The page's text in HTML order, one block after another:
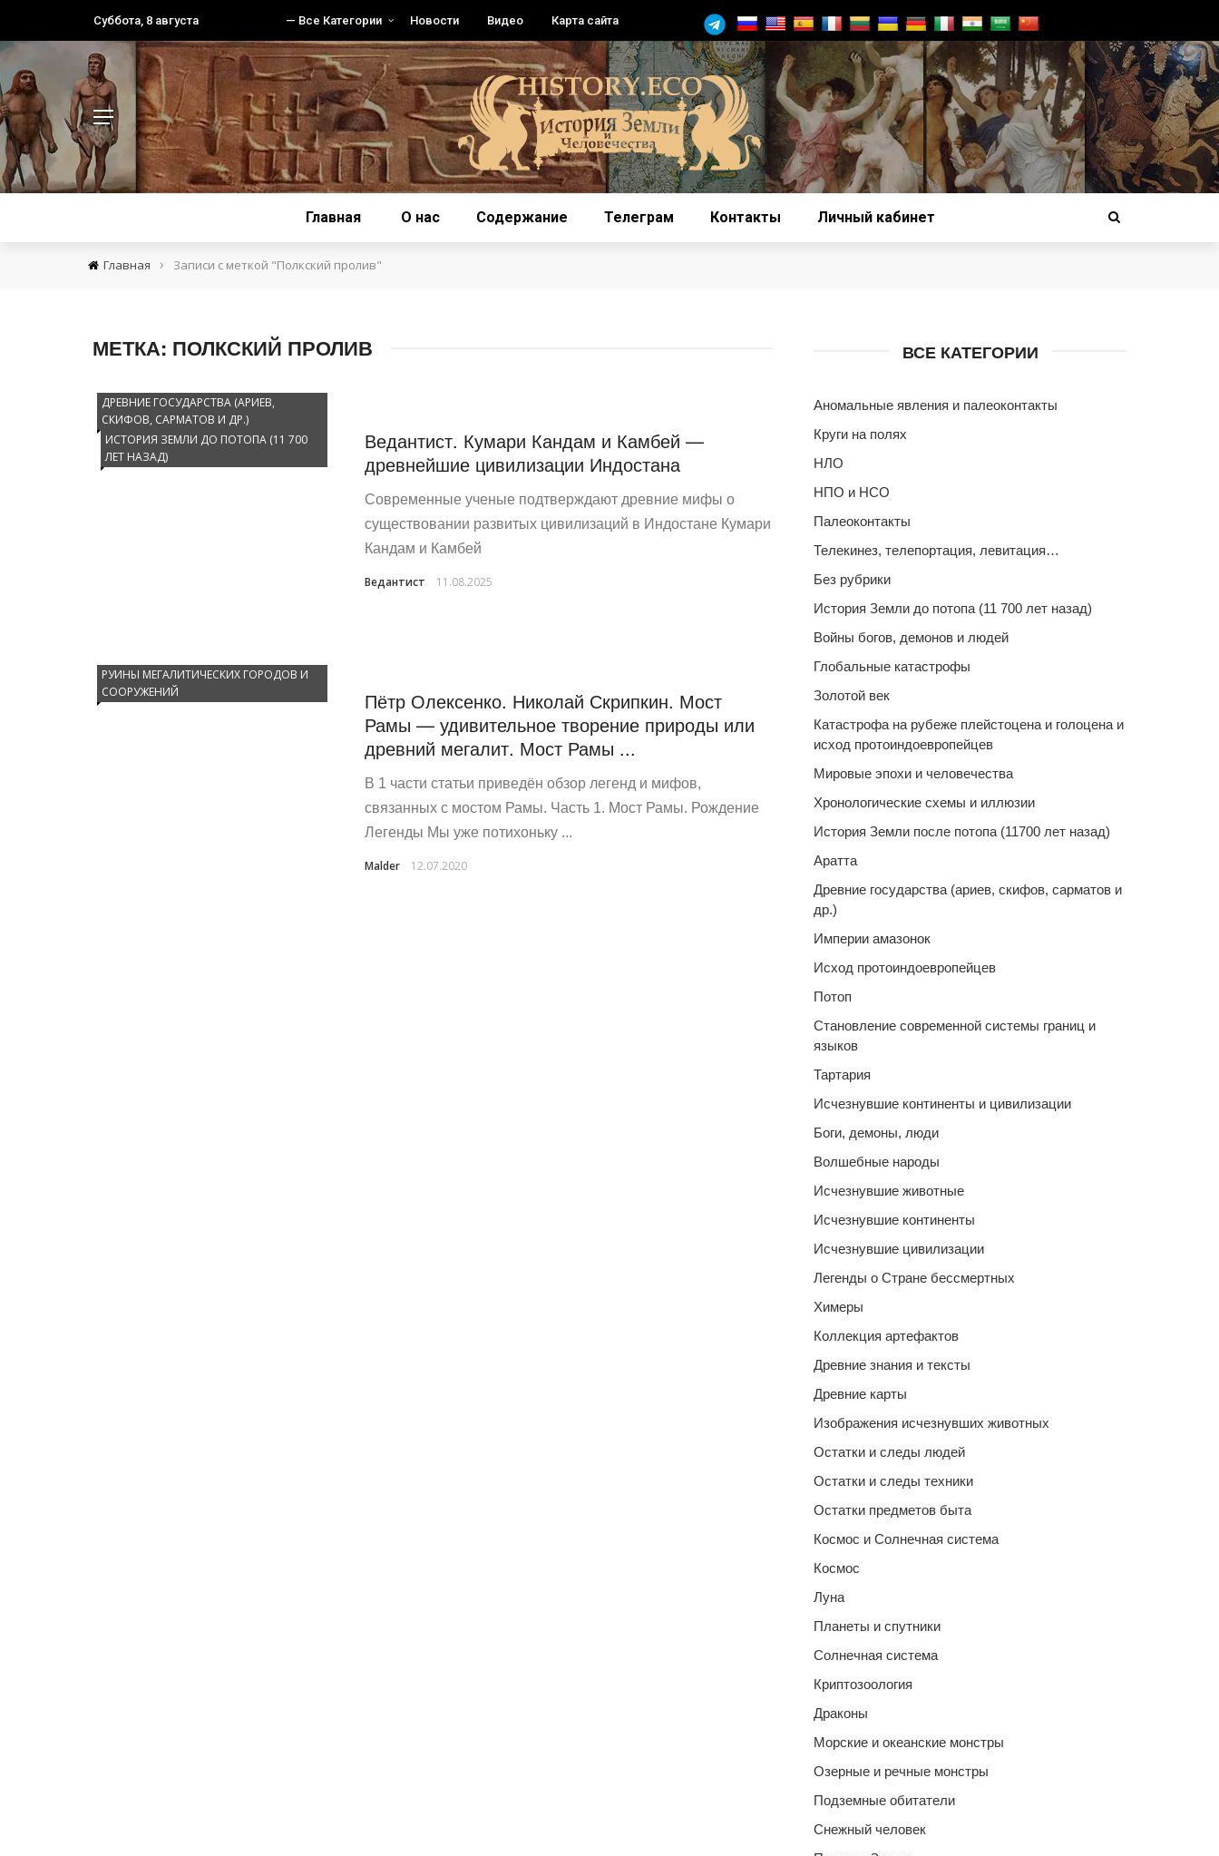
Суббота, 8 августа — Все Категории Новости Видео Карта сайта
Главная О нас Содержание Телеграм Контакты Личный кабинет
Главная › Записи с меткой "Полкский пролив"
МЕТКА: ПОЛКСКИЙ ПРОЛИВ
ДРЕВНИЕ ГОСУДАРСТВА (АРИЕВ,
СКИФОВ, САРМАТОВ И ДР.)
ИСТОРИЯ ЗЕМЛИ ДО ПОТОПА (11 700
ЛЕТ НАЗАД)
Ведантист. Кумари Кандам и Камбей —
древнейшие цивилизации Индостана
Современные ученые подтверждают древние мифы о
существовании развитых цивилизаций в Индостане Кумари
Кандам и Камбей
Ведантист 11.08.2025
РУИНЫ МЕГАЛИТИЧЕСКИХ ГОРОДОВ И
СООРУЖЕНИЙ
Пётр Олексенко. Николай Скрипкин. Мост
Рамы — удивительное творение природы или
древний мегалит. Мост Рамы ...
В 1 части статьи приведён обзор легенд и мифов,
связанных с мостом Рамы. Часть 1. Мост Рамы. Рождение
Легенды Мы уже потихоньку ...
Malder 12.07.2020
ВСЕ КАТЕГОРИИ
Аномальные явления и палеоконтакты
Круги на полях
НЛО
НПО и НСО
Палеоконтакты
Телекинез, телепортация, левитация…
Без рубрики
История Земли до потопа (11 700 лет назад)
Войны богов, демонов и людей
Глобальные катастрофы
Золотой век
Катастрофа на рубеже плейстоцена и голоцена и
исход протоиндоевропейцев
Мировые эпохи и человечества
Хронологические схемы и иллюзии
История Земли после потопа (11700 лет назад)
Аратта
Древние государства (ариев, скифов, сарматов и
др.)
Империи амазонок
Исход протоиндоевропейцев
Потоп
Становление современной системы границ и
языков
Тартария
Исчезнувшие континенты и цивилизации
Боги, демоны, люди
Волшебные народы
Исчезнувшие животные
Исчезнувшие континенты
Исчезнувшие цивилизации
Легенды о Стране бессмертных
Химеры
Коллекция артефактов
Древние знания и тексты
Древние карты
Изображения исчезнувших животных
Остатки и следы людей
Остатки и следы техники
Остатки предметов быта
Космос и Солнечная система
Космос
Луна
Планеты и спутники
Солнечная система
Криптозоология
Драконы
Морские и океанские монстры
Озерные и речные монстры
Подземные обитатели
Снежный человек